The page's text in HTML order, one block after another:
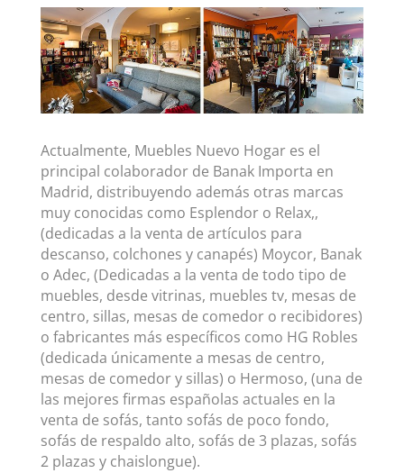
Actualmente, Muebles Nuevo Hogar es el
principal colaborador de Banak Importa en
Madrid, distribuyendo además otras marcas
muy conocidas como Esplendor o Relax,,
(dedicadas a la venta de artículos para
descanso, colchones y canapés) Moycor, Banak
o Adec, (Dedicadas a la venta de todo tipo de
muebles, desde vitrinas, muebles tv, mesas de
centro, sillas, mesas de comedor o recibidores)
o fabricantes más específicos como HG Robles
(dedicada únicamente a mesas de centro,
mesas de comedor y sillas) o Hermoso, (una de
las mejores firmas españolas actuales en la
venta de sofás, tanto sofás de poco fondo,
sofás de respaldo alto, sofás de 3 plazas, sofás
2 plazas y chaislongue).